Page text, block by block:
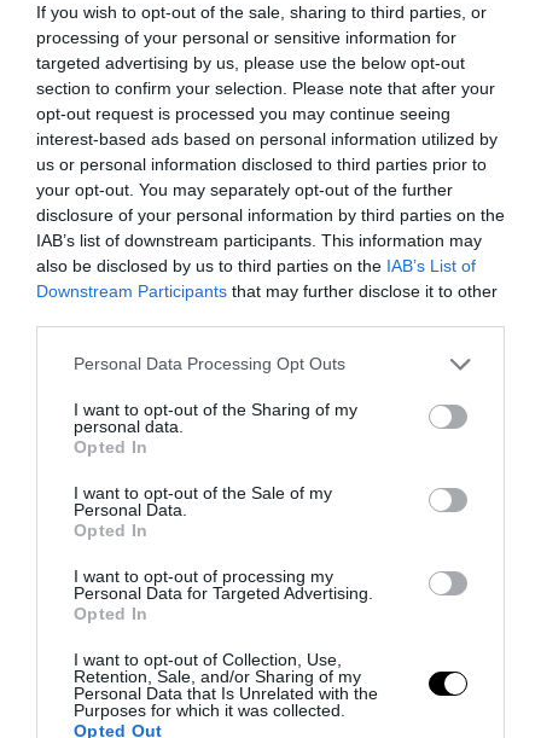
If you wish to opt-out of the sale, sharing to third parties, or
processing of your personal or sensitive information for
targeted advertising by us, please use the below opt-out
section to confirm your selection. Please note that after your
opt-out request is processed you may continue seeing
interest-based ads based on personal information utilized by
us or personal information disclosed to third parties prior to
your opt-out. You may separately opt-out of the further
disclosure of your personal information by third parties on the
IAB’s list of downstream participants. This information may
also be disclosed by us to third parties on the IAB’s List of
Downstream Participants that may further disclose it to other
Please note that this website/app uses one or more Google
not limited to your visit or usage behaviour. You may click to
grant or deny consent to Google and its third-party tags to
use your data for below specified purposes in below Google
consent section.
Personal Data Processing Opt Outs
I want to opt-out of the Sharing of my
personal data.
Opted In
I want to opt-out of the Sale of my
Personal Data.
Opted In
I want to opt-out of processing my
Personal Data for Targeted Advertising.
Opted In
I want to opt-out of Collection, Use,
Retention, Sale, and/or Sharing of my
Personal Data that Is Unrelated with the
Purposes for which it was collected.
Opted Out
Ισχυρές βροχές και καταιγίδες μέχρι
σήμερα το βράδυ – Ποιες περιοχές θα
επηρεαστούν
28.09.2025 | 12:35
PRONEWS.GR /ΠΟΛΙΤΙΚΗ ΠΡΟΣΤΑΣΙΑ
Πυροσβεστική: 35 οι αγροτοδασικές
πυρκαγιές που ξέσπασαν το
τελευταίο 24ωρο
30.08.2025 | 23:57